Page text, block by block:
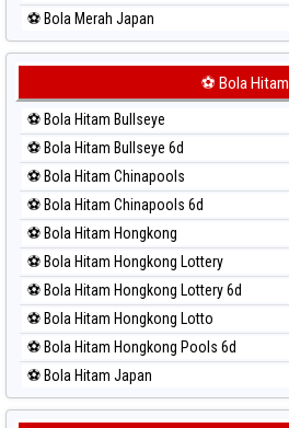
⚽ Bola Merah Japan
⚽ Bola Merah Japan 6d
⚽ Bola Merah Kuda Lari
⚽ Bola Merah Magnum Cambodia
⚽ Bola Merah Nagoya
⚽ Bola Merah North Carolina Day
⚽ Bola Merah Pcso
⚽ Bola Merah Sao Paulo
⚽ Bola Merah Singapore
⚽ Bola Merah Sydney
⚽ Bola Merah Sydney Lottery
⚽ Bola Merah Sydney Lottery 6d
⚽ Bola Merah Sydney Lotto
⚽ Bola Hitam
⚽ Bola Hitam Bullseye
⚽ Bola Hitam Bullseye 6d
⚽ Bola Hitam Chinapools
⚽ Bola Hitam Chinapools 6d
⚽ Bola Hitam Hongkong
⚽ Bola Hitam Hongkong Lottery
⚽ Bola Hitam Hongkong Lottery 6d
⚽ Bola Hitam Hongkong Lotto
⚽ Bola Hitam Hongkong Pools 6d
⚽ Bola Hitam Japan
⚽ Bola Hitam Japan 6d